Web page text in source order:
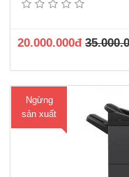
20.000.000đ
Ngừng
sản xuất
chuẩn : Copy - In - Scan